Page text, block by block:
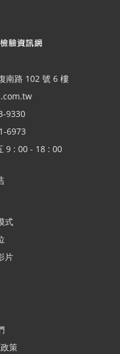
南路 102 號 6 樓
9330
6973
9 : 00 - 18 : 00
式
片
策